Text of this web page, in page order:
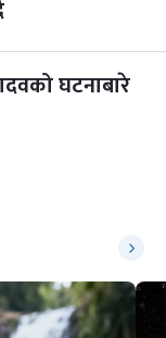
घटनाबारे